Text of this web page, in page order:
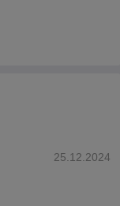
25.12.2024